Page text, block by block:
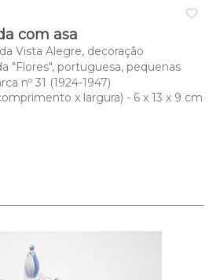
favorite_border
com asa
Vista Alegre, decoração
"Flores", portuguesa, pequenas
nº 31 (1924-1947)
x largura) - 6 x 13 x 9 cm